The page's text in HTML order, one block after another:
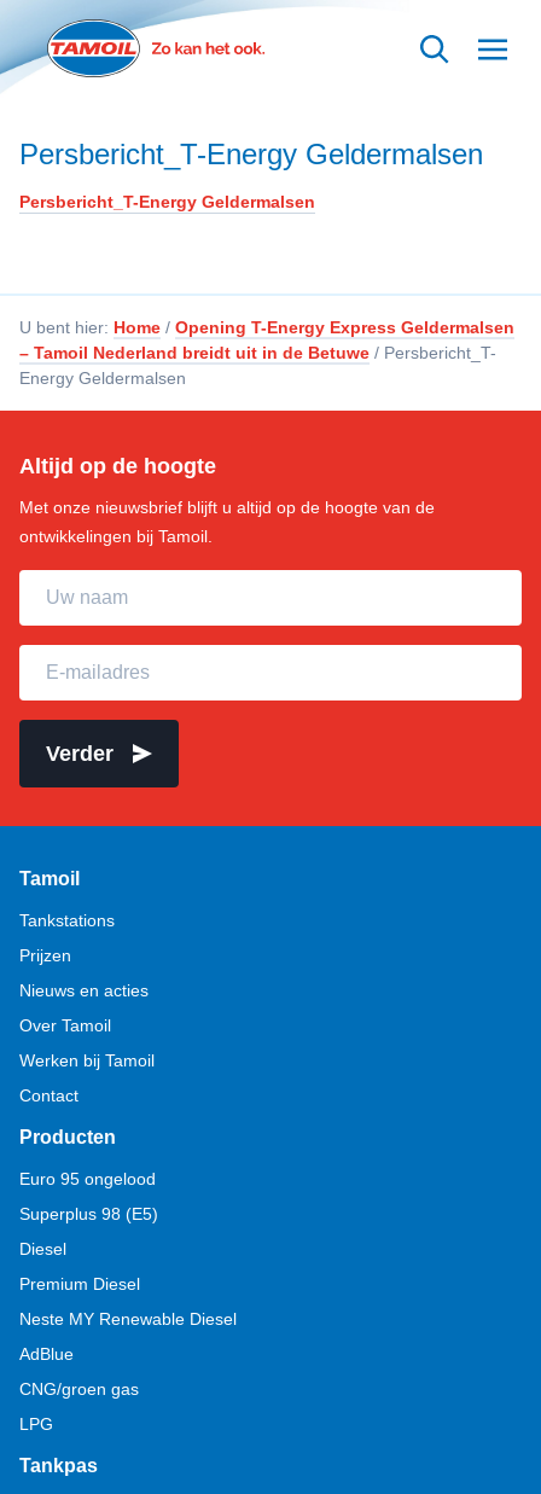
Ga naar hoofdinhoud
Persbericht_T-Energy Geldermalsen
Persbericht_T-Energy Geldermalsen
U bent hier: Home / Opening T-Energy Express Geldermalsen
– Tamoil Nederland breidt uit in de Betuwe / Persbericht_T-
Energy Geldermalsen
Altijd op de hoogte
Met onze nieuwsbrief blijft u altijd op de hoogte van de
ontwikkelingen bij Tamoil.
Uw naam
E-mailadres
Verder
Tamoil
Tankstations
Prijzen
Nieuws en acties
Over Tamoil
Werken bij Tamoil
Contact
Producten
Euro 95 ongelood
Superplus 98 (E5)
Diesel
Premium Diesel
Neste MY Renewable Diesel
AdBlue
CNG/groen gas
LPG
Tankpas